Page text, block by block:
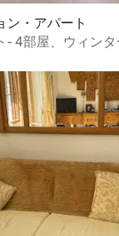
ン・アパート
- 4部屋、ウィン